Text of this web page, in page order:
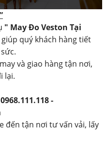
" May Đo Veston Tại
giúp quý khách hàng tiết
và giao hàng tận nơi,
lại.
0968.111.118 -
đến tận nơi tư vấn vải, lấy